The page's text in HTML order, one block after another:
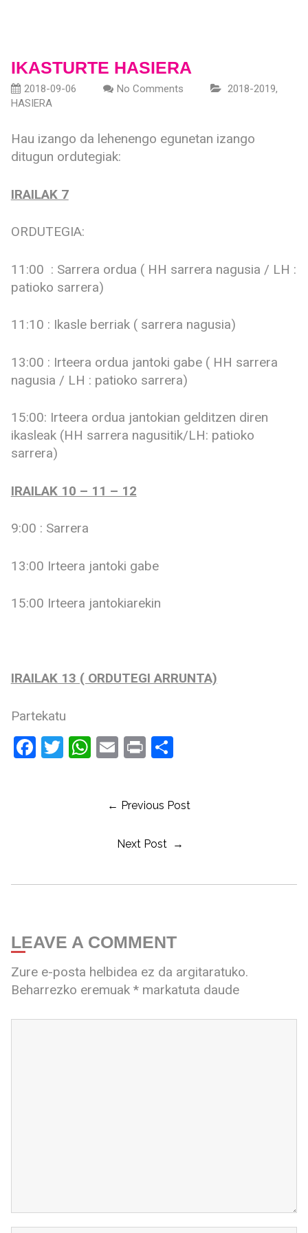
IKASTURTE HASIERA
2018-09-06 No Comments 2018-2019,
HASIERA
Hau izango da lehenengo egunetan izango
ditugun ordutegiak:
IRAILAK 7
ORDUTEGIA:
11:00 : Sarrera ordua ( HH sarrera nagusia / LH :
patioko sarrera)
11:10 : Ikasle berriak ( sarrera nagusia)
13:00 : Irteera ordua jantoki gabe ( HH sarrera
nagusia / LH : patioko sarrera)
15:00: Irteera ordua jantokian gelditzen diren
ikasleak (HH sarrera nagusitik/LH: patioko
sarrera)
IRAILAK 10 – 11 – 12
9:00 : Sarrera
13:00 Irteera jantoki gabe
15:00 Irteera jantokiarekin
IRAILAK 13 ( ORDUTEGI ARRUNTA)
Partekatu
Facebook
Twitter
WhatsApp
Email
PrintShare
← Previous Post
Next Post →
LEAVE A COMMENT
Zure e-posta helbidea ez da argitaratuko.
Beharrezko eremuak *markatuta daude